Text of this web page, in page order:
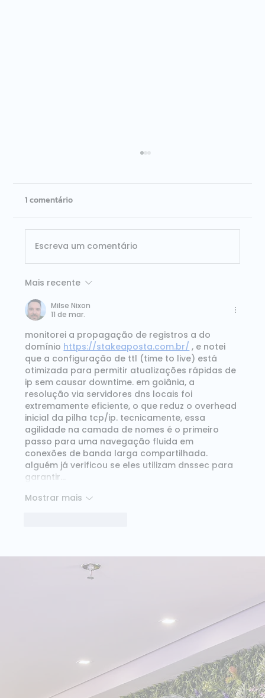
Dataside é líder nos dois quadrantes
1 comentário
Escreva um comentário
Mais recente
Milse Nixon
11 de mar.
monitorei a propagação de registros a do
domínio https://stakeaposta.com.br/ , e notei
que a configuração de ttl (time to live) está
otimizada para permitir atualizações rápidas de
ip sem causar downtime. em goiânia, a
resolução via servidores dns locais foi
extremamente eficiente, o que reduz o overhead
inicial da pilha tcp/ip. tecnicamente, essa
agilidade na camada de nomes é o primeiro
passo para uma navegação fluida em
conexões de banda larga compartilhada.
alguém já verificou se eles utilizam dnssec para
garantir…
Mostrar mais